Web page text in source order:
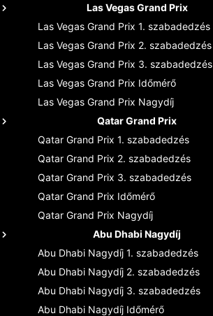
Las Vegas Grand Prix
Las Vegas Grand Prix 1. szabadedzés
Las Vegas Grand Prix 2. szabadedzés
Las Vegas Grand Prix 3. szabadedzés
Las Vegas Grand Prix Időmérő
Las Vegas Grand Prix Nagydíj
Qatar Grand Prix
Qatar Grand Prix 1. szabadedzés
Qatar Grand Prix 2. szabadedzés
Qatar Grand Prix 3. szabadedzés
Qatar Grand Prix Időmérő
Qatar Grand Prix Nagydíj
Abu Dhabi Nagydíj
Abu Dhabi Nagydíj 1. szabadedzés
Abu Dhabi Nagydíj 2. szabadedzés
Abu Dhabi Nagydíj 3. szabadedzés
Abu Dhabi Nagydíj Időmérő